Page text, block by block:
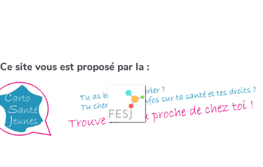
Ce site vous est proposé par la :